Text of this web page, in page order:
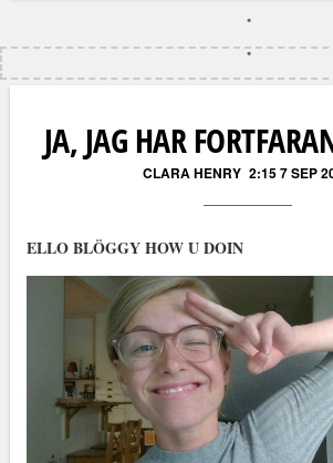
JA, JAG HAR
CLARA HENRY 2:15 7 SEP
ELLO BLÖGGY HOW U DOIN